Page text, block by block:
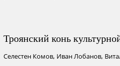
Троянский конь
Селестен Комов, Иван Лобанов,